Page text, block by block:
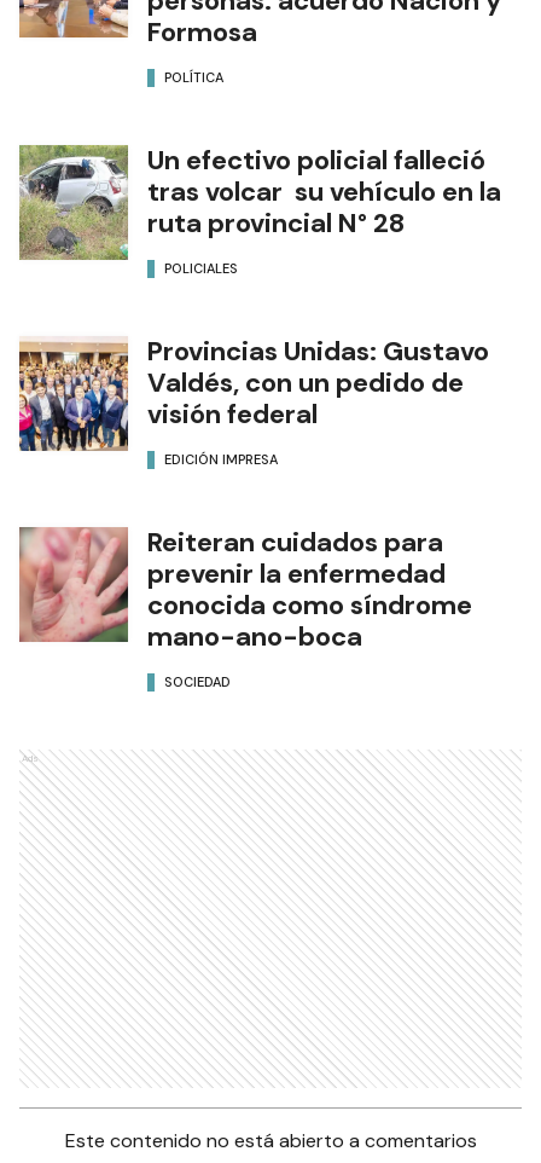
Formosa
POLÍTICA
Un efectivo policial falleció
tras volcar su vehículo en la
ruta provincial N° 28
POLICIALES
Provincias Unidas: Gustavo
Valdés, con un pedido de
visión federal
EDICIÓN IMPRESA
Reiteran cuidados para
prevenir la enfermedad
conocida como síndrome
mano-ano-boca
SOCIEDAD
Ads
Este contenido no está abierto a comentarios